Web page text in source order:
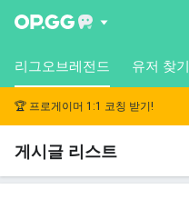
리그오브레전드 유저 찾기
🏆 프로게이머 1:1 코칭 받기!
게시글 리스트